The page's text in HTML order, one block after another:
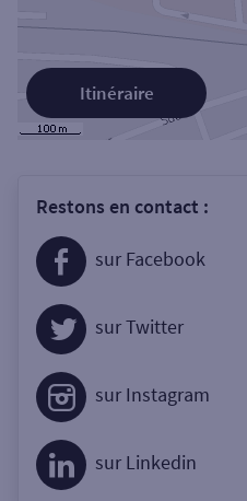
Itinéraire
Restons en contact :
sur Facebook
sur Twitter
sur Instagram
sur Linkedin